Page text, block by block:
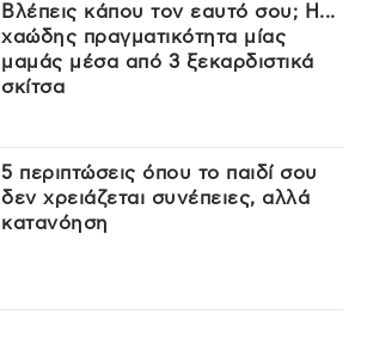
Βλέπεις κάπου τον εαυτό σου; Η...
χαώδης πραγματικότητα μίας
μαμάς μέσα από 3 ξεκαρδιστικά
σκίτσα
5 περιπτώσεις όπου το παιδί σου
δεν χρειάζεται συνέπειες, αλλά
κατανόηση